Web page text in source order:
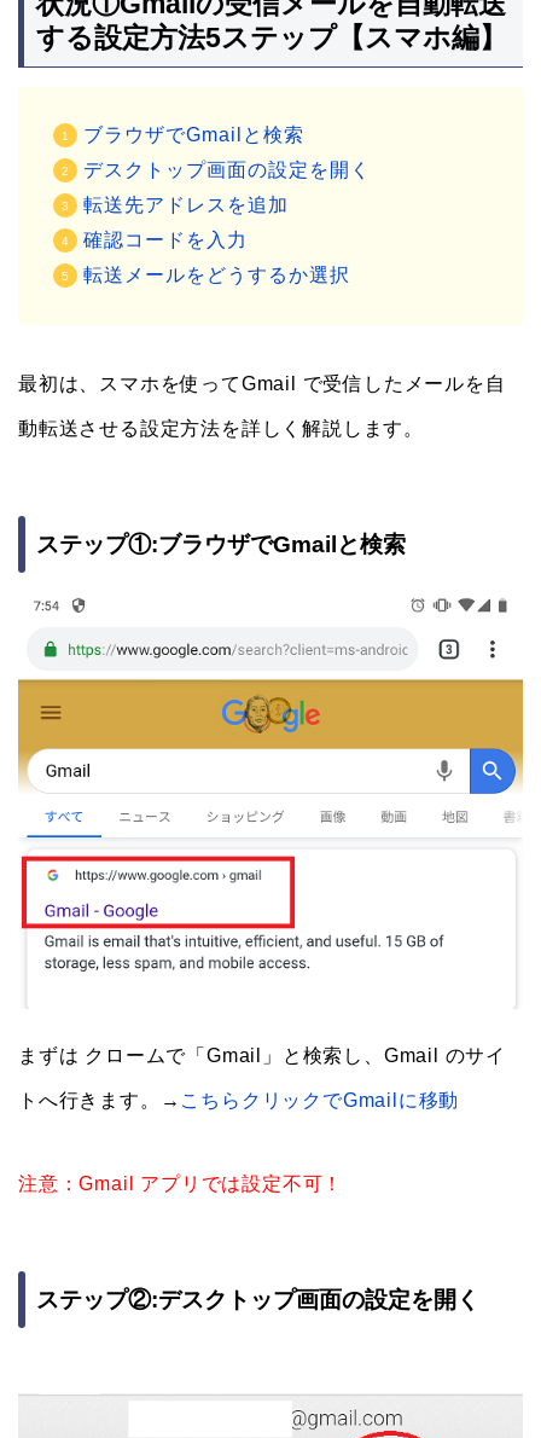
する設定方法5ステップ【スマホ編】
ブラウザでGmailと検索
デスクトップ画面の設定を開く
転送先アドレスを追加
確認コードを入力
転送メールをどうするか選択
最初は、スマホを使ってGmail で受信したメールを自
動転送させる設定方法を詳しく解説します。
ステップ①:ブラウザでGmailと検索
まずは クロームで「Gmail」と検索し、Gmail のサイ
トへ行きます。→ こちらクリックでGmailに移動
注意：Gmail アプリでは設定不可！
ステップ②:デスクトップ画面の設定を開く